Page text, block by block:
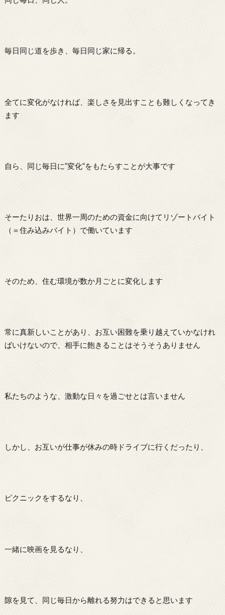
毎日同じ道を歩き、毎日同じ家に帰る。
全てに変化がなければ、楽しさを見出すことも難しくなってき
ます
自ら、同じ毎日に”変化”をもたらすことが大事です
そーたりおは、世界一周のための資金に向けてリゾートバイト
（＝住み込みバイト）で働いています
そのため、住む環境が数か月ごとに変化します
常に真新しいことがあり、お互い困難を乗り越えていかなけれ
ばいけないので、相手に飽きることはそうそうありません
私たちのような、激動な日々を過ごせとは言いません
しかし、お互いが仕事が休みの時ドライブに行くだったり、
ピクニックをするなり、
一緒に映画を見るなり、
隙を見て、同じ毎日から離れる努力はできると思います